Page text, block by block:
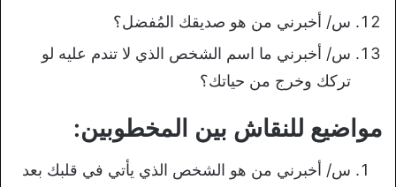
س/ أخبرني من هو صديقك المُفضل؟
س/ أخبرني ما اسم الشخص الذي لا تندم عليه لو
تركك وخرج من حياتك؟
مواضيع للنقاش بين المخطوبين:
س/ أخبرني من هو الشخص الذي يأتي في قلبك بعد